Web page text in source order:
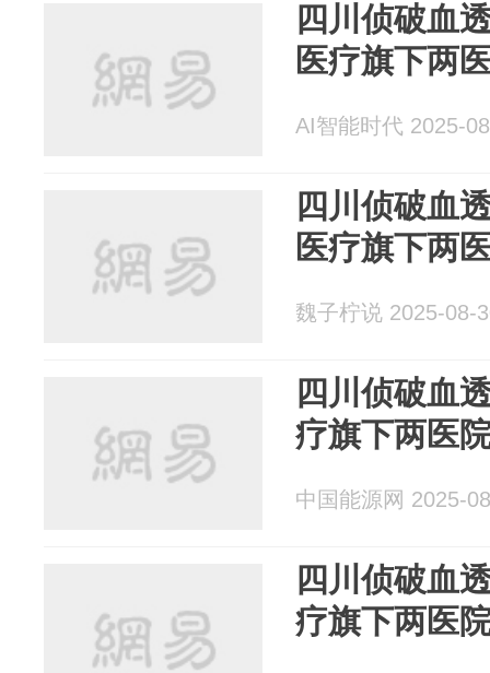
四川侦破血
医疗旗下两
AI智能时代 2025-
四川侦破血
医疗旗下两
魏子柠说 2025-08-
四川侦破血
疗旗下两医
中国能源网 2025-
四川侦破血
疗旗下两医